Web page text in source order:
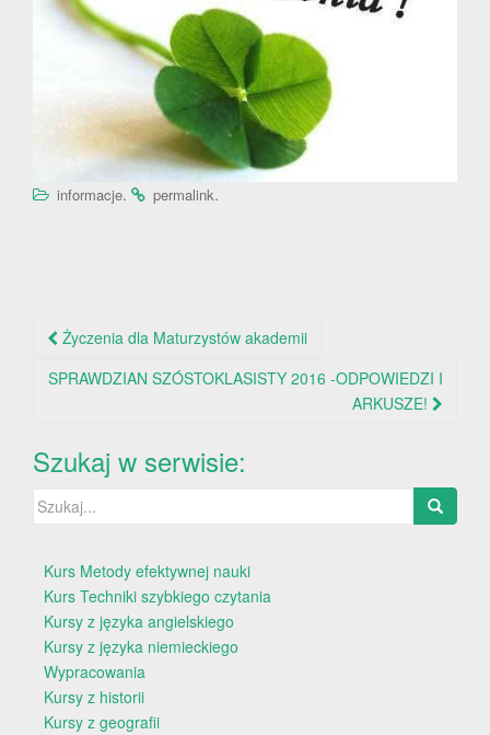
informacje. permalink.
Nawigacja
po
wpisie
Życzenia dla Maturzystów akademii
SPRAWDZIAN SZÓSTOKLASISTY 2016 -ODPOWIEDZI I
ARKUSZE!
Szukaj w serwisie:
Szukaj:
Kurs Metody efektywnej nauki
Kurs Techniki szybkiego czytania
Kursy z języka angielskiego
Kursy z języka niemieckiego
Wypracowania
Kursy z historii
Kursy z geografii